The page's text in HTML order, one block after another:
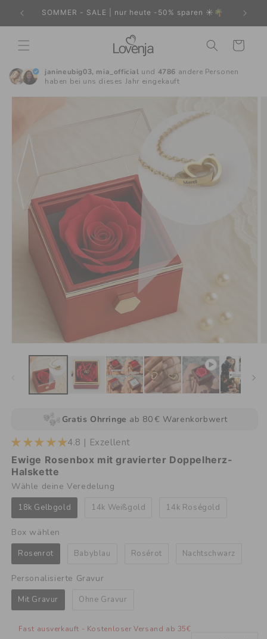
zum
Inhalt
☀️🌴 ☎︎ 24/7 Live-Support
Warenkorb
janineubig03, mia_official und 4786 andere Personen
haben bei uns dieses Jahr eingekauft
Gratis Ohrringe ab 80 € Warenkorbwert
4.8 | Exzellent
Ewige Rosenbox mit gravierter Doppelherz-
Halskette
Wähle deine Veredelung
18k Gelbgold 14k Weißgold 14k Roségold
Box wählen
Rosenrot Babyblau Rosérot Nachtschwarz
Personalisierte GravurPersonalisierte Gravur
Mit Gravur Ohne Gravur
Fast ausverkauft - Kostenloser Versand ab 35€